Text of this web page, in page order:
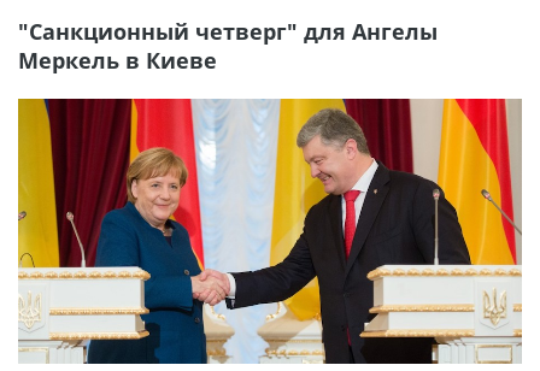
"Санкционный четверг" для Ангелы
Меркель в Киеве